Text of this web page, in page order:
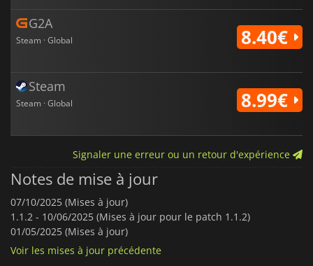
G2A
Steam · Global 8.40€
Steam
Steam · Global 8.99€
Signaler une erreur ou un retour d'expérience
Notes de mise à jour
07/10/2025 (Mises à jour)
1.1.2 - 10/06/2025 (Mises à jour pour le patch 1.1.2)
01/05/2025 (Mises à jour)
Voir les mises à jour précédente